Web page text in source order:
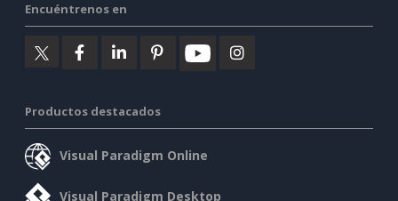
Encuéntrenos en
Productos destacados
Visual Paradigm Online
Visual Paradigm Desktop